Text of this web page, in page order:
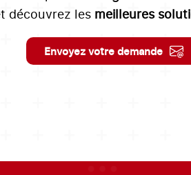
découvrez les meilleures
Envoyez votre demande